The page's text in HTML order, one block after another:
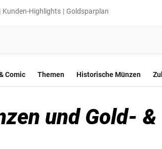
Kunden-Highlights Goldsparplan
Comic Themen Historische Münzen
und Gold- &